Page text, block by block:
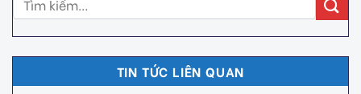
TIN TỨC LIÊN QUAN